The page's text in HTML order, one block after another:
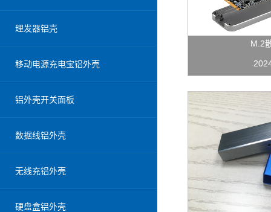
理发器铝壳
移动电源充电宝铝外壳
铝外壳开关面板
数据线铝外壳
无线充铝外壳
硬盘盒铝外壳
M.2